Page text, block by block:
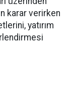
karar verirken
yatırım